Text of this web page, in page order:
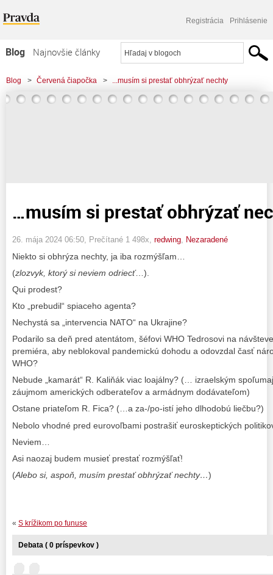
Registrácia Prihlásenie
Blog
Najnovšie články
Najčítanejšie články
Najkomentovanejšie články
Blog > Červená čiapočka > ...musím si prestať obhrýzať nechty
…musím si prestať obhrýzať
26. mája 2024 06:50 , Prečítané 1 498x, redwing Nezaradené
Niekto si obhrýza nechty, ja iba rozmýšľam…
(zlozvyk, ktorý si neviem odriecť…).
Qui prodest?
Kto „prebudil“ spiaceho agenta?
Nechystá sa „intervencia NATO“ na Ukrajine?
Podarilo sa deň pred atentátom, šéfovi WHO Tedrosovi na
premiéra, aby neblokoval pandemickú dohodu a odovzdal časť
WHO?
Nebude „kamarát“ R. Kaliňák viac loajálny? (… izraelským
záujmom amerických odberateľov a armádnym dodávateľom)
Ostane priateľom R. Fica? (…a za-/po-istí jeho dlhodobú liečbu?)
Nebolo vhodné pred eurovoľbami postrašiť euroskeptických
Neviem…
Asi naozaj budem musieť prestať rozmýšľať!
(Alebo si, aspoň, musím prestať obhrýzať nechty…)
« S krížikom po funuse
Debata ( 0 príspevkov )